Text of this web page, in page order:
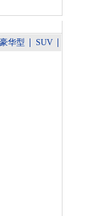
豪华型 SUV